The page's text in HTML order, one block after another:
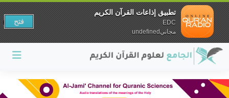
تطبيق إذاعات القرآن الكريم
EDC
مجانيundefined
فتح